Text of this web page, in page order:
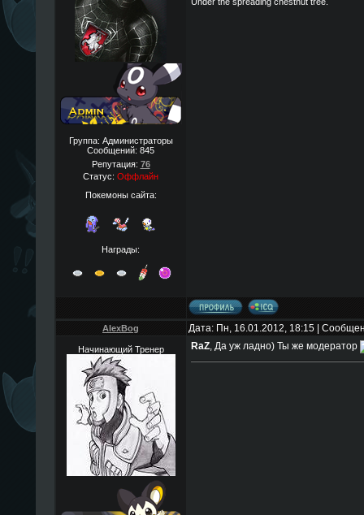
Группа: Администраторы
Сообщений: 845
Репутация: 76
Статус: Оффлайн
Покемоны сайта:
Награды:
AlexBog Дата: Пн, 16.01.2012, 18:15 |
Начинающий Тренер RaZ, Да уж ладно) Ты же модератор